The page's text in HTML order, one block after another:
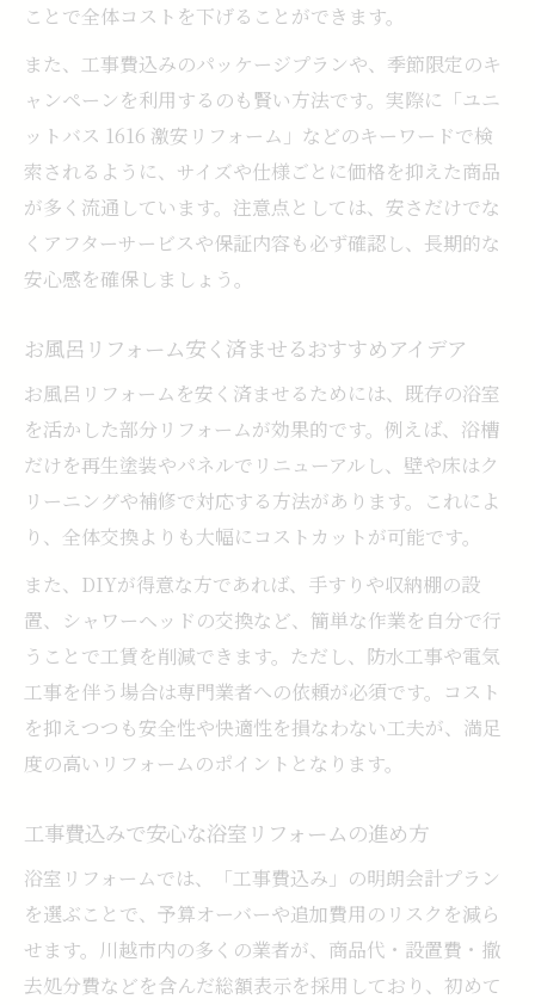
ことで全体コストを下げることができます。
また、工事費込みのパッケージプランや、季節限定のキ
ャンペーンを利用するのも賢い方法です。実際に「ユニ
ットバス 1616 激安リフォーム」などのキーワードで検
索されるように、サイズや仕様ごとに価格を抑えた商品
が多く流通しています。注意点としては、安さだけでな
くアフターサービスや保証内容も必ず確認し、長期的な
安心感を確保しましょう。
お風呂リフォーム安く済ませるおすすめアイデア
お風呂リフォームを安く済ませるためには、既存の浴室
を活かした部分リフォームが効果的です。例えば、浴槽
だけを再生塗装やパネルでリニューアルし、壁や床はク
リーニングや補修で対応する方法があります。これによ
り、全体交換よりも大幅にコストカットが可能です。
また、DIYが得意な方であれば、手すりや収納棚の設
置、シャワーヘッドの交換など、簡単な作業を自分で行
うことで工賃を削減できます。ただし、防水工事や電気
工事を伴う場合は専門業者への依頼が必須です。コスト
を抑えつつも安全性や快適性を損なわない工夫が、満足
度の高いリフォームのポイントとなります。
工事費込みで安心な浴室リフォームの進め方
浴室リフォームでは、「工事費込み」の明朗会計プラン
を選ぶことで、予算オーバーや追加費用のリスクを減ら
せます。川越市内の多くの業者が、商品代・設置費・撤
去処分費などを含んだ総額表示を採用しており、初めて